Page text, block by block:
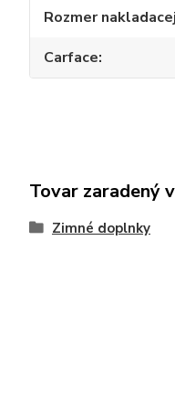
Rozmer
Carface
Tovar zaradený
Zimné doplnky